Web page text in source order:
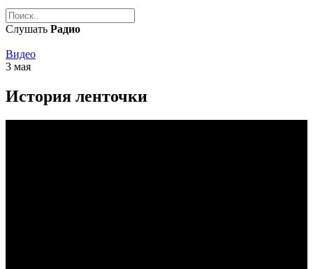
Слушать Радио
Видео
3 мая
История ленточки